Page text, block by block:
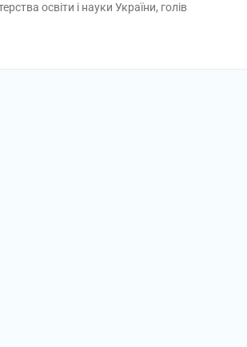
освіти і науки України, голів